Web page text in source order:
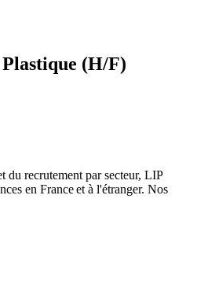
(H/F)
du recrutement par secteur, LIP
en France et à l'étranger. Nos